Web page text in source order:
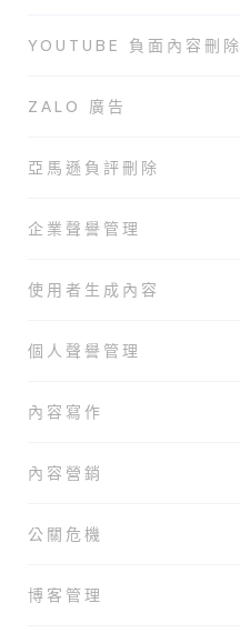
YOUTUBE 負面內容刪除
ZALO 廣告
亞馬遜負評刪除
企業聲譽管理
使用者生成內容
個人聲譽管理
內容寫作
內容營銷
公關危機
博客管理